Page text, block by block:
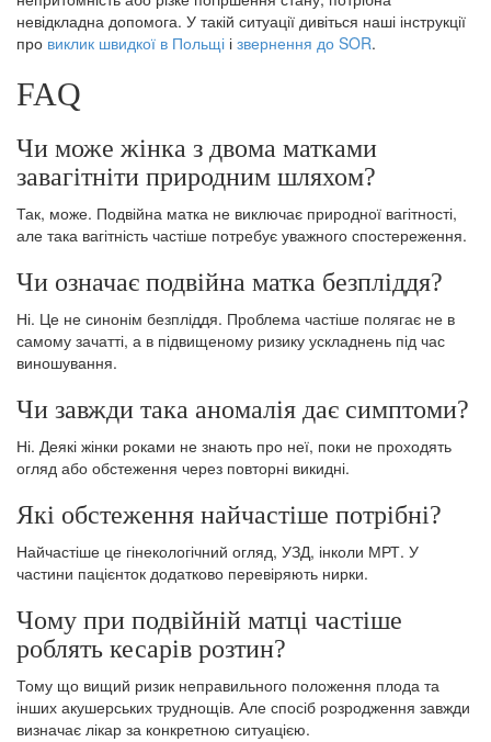
невідкладна допомога. У такій ситуації дивіться наші інструкції
про виклик швидкої в Польщі і звернення до SOR.
FAQ
Чи може жінка з двома матками
завагітніти природним шляхом?
Так, може. Подвійна матка не виключає природної вагітності,
але така вагітність частіше потребує уважного спостереження.
Чи означає подвійна матка безпліддя?
Ні. Це не синонім безпліддя. Проблема частіше полягає не в
самому зачатті, а в підвищеному ризику ускладнень під час
виношування.
Чи завжди така аномалія дає симптоми?
Ні. Деякі жінки роками не знають про неї, поки не проходять
огляд або обстеження через повторні викидні.
Які обстеження найчастіше потрібні?
Найчастіше це гінекологічний огляд, УЗД, інколи МРТ. У
частини пацієнток додатково перевіряють нирки.
Чому при подвійній матці частіше
роблять кесарів розтин?
Тому що вищий ризик неправильного положення плода та
інших акушерських труднощів. Але спосіб розродження завжди
визначає лікар за конкретною ситуацією.